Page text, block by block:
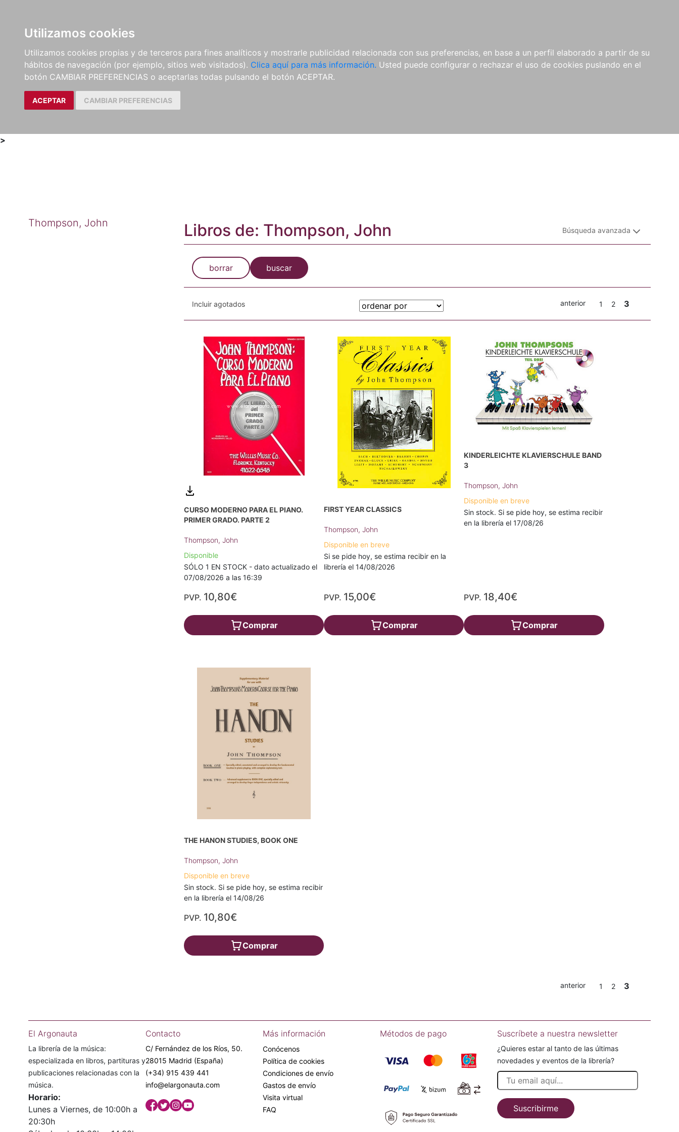
Utilizamos cookies
Utilizamos cookies propias y de terceros para fines analíticos y mostrarle publicidad relacionada con sus preferencias, en base a un perfil elaborado a partir de su
hábitos de navegación (por ejemplo, sitios web visitados). Clica aquí para más información. Usted puede configurar o rechazar el uso de cookies puslando en el
botón CAMBIAR PREFERENCIAS o aceptarlas todas pulsando el botón ACEPTAR.
ACEPTAR CAMBIAR PREFERENCIAS
LIBROS
MÉTODOS Y
EJERCICIOS
PARTITURAS Y EDICIONES
CRÍTICAS
REVISTAS
CDS Y
DVDS
MATERIAL
COMPLEMENTARIO
NOVEDADES NOTICIAS
COMPRAS
INSTITUCIONALES
>
Thompson, John Libros de: Thompson, John Búsqueda avanzada
borrar buscar
Incluir agotados anterior 1 2 3
CURSO MODERNO PARA EL PIANO.
PRIMER GRADO. PARTE 2
Thompson, John
Disponible
SÓLO 1 EN STOCK - dato actualizado el
07/08/2026 a las 16:39
PVP. 10,80€
Comprar
FIRST YEAR CLASSICS
Thompson, John
Disponible en breve
Si se pide hoy, se estima recibir en la
librería el 14/08/2026
PVP. 15,00€
Comprar
KINDERLEICHTE KLAVIERSCHULE BAND
3
Thompson, John
Disponible en breve
Sin stock. Si se pide hoy, se estima recibir
en la librería el 17/08/26
PVP. 18,40€
Comprar
THE HANON STUDIES, BOOK ONE
Thompson, John
Disponible en breve
Sin stock. Si se pide hoy, se estima recibir
en la librería el 14/08/26
PVP. 10,80€
Comprar
anterior 1 2 3
El Argonauta
La librería de la música:
especializada en libros, partituras y
publicaciones relacionadas con la
música.
Horario:
Lunes a Viernes, de 10:00h a
20:30h
Contacto
C/ Fernández de los Ríos, 50.
28015 Madrid (España)
(+34) 915 439 441
info@elargonauta.com
Más información
Conócenos
Política de cookies
Condiciones de envío
Gastos de envío
Visita virtual
FAQ
Métodos de pago Suscríbete a nuestra newsletter
¿Quieres estar al tanto de las últimas
novedades y eventos de la librería?
Suscribirme